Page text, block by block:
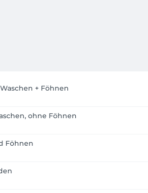
+ Föhnen
ohne Föhnen
Föhnen